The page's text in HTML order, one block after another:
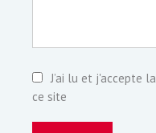
J’ai lu et j'accepte la
ce site